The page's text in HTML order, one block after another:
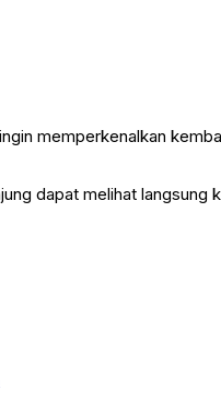
memperkenalkan
dapat melihat langsung